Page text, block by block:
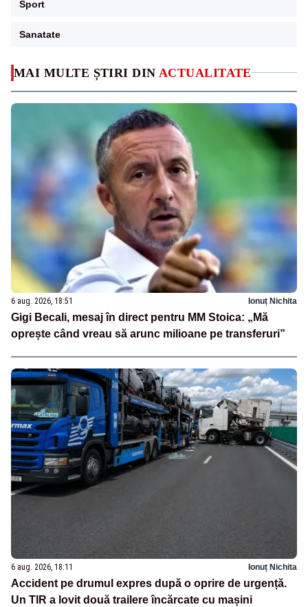
MAI MULTE ȘTIRI DIN ACTUALITATE
6 aug. 2026, 18:51 Ionuț Nichita
Gigi Becali, mesaj în direct pentru MM Stoica: „Mă
oprește când vreau să arunc milioane pe transferuri”
6 aug. 2026, 18:11 Ionuț Nichita
Accident pe drumul expres după o oprire de urgență.
Un TIR a lovit două trailere încărcate cu mașini
Sport
Sanatate